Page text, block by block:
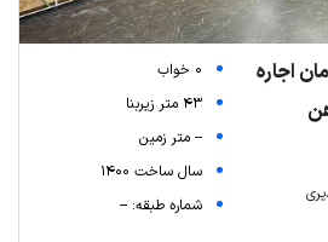
0 خواب
43 متر زیربنا
-- متر زمین
سال ساخت 1400
شماره طبقه: --